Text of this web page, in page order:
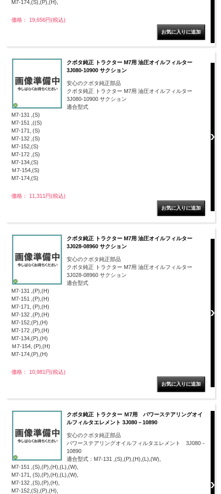
M7-174,(S),(P),(H),
価格： 19,656円(税込)
クボタ純正 トラクター M7用 油圧オイルフィルター
3J080-10900 サクション
安心のクボタ純正部品
クボタ純正 トラクター M7用 油圧オイルフィルター
3J080-10900 サクション
適合型式
M7-131 ,(S)
M7-151 ,((S)
M7-171, (S)
M7-132 ,(S)
M7-152,(S)
M7-172 ,(S)
M7-134,(S)
Ｍ7-154,(S)
M7-174,(S)
価格： 11,311円(税込)
クボタ純正 トラクター M7用 油圧オイルフィルター
3J028-08960 サクション
安心のクボタ純正部品
クボタ純正 トラクター M7用 油圧オイルフィルター
3J028-08960 サクション
適合型式
M7-131 ,(P),(H)
M7-151 ,(P),(H)
M7-171, (P),(H)
M7-132 ,(P),(H)
M7-152,(P),(H)
M7-172 ,(P),(H)
M7-134,(P),(H)
Ｍ7-154, (P),(H)
M7-174,(P),(H)
価格： 10,981円(税込)
クボタ純正 トラクター Ｍ7用 パワーステアリングオイ
ルフィルタエレメント 3J080－10890
安心のクボタ純正部品
パワーステアリングオイルフィルタエレメント 3J080－
10890
適合型式：M7-131 ,(S),(P),(H),(L),(W),
M7-151 ,(S),(P),(H),(L),(W),
M7-171, (S),(P),(H),(L),(W),
M7-132 ,(S),(P),(H),
M7-152,(S),(P),(H),